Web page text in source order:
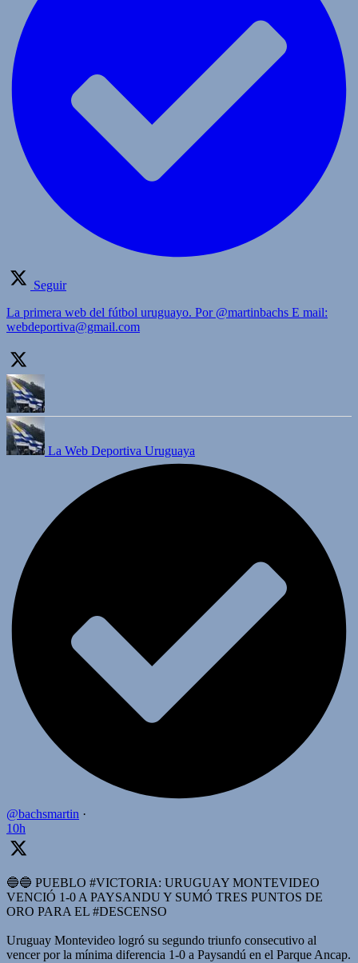
Seguir
La primera web del fútbol uruguayo. Por @martinbachs E mail:
webdeportiva@gmail.com
La Web Deportiva Uruguaya
@bachsmartin ·
10h
🔵🔵 PUEBLO #VICTORIA: URUGUAY MONTEVIDEO
VENCIÓ 1-0 A PAYSANDU Y SUMÓ TRES PUNTOS DE
ORO PARA EL #DESCENSO
Uruguay Montevideo logró su segundo triunfo consecutivo al
vencer por la mínima diferencia 1-0 a Paysandú en el Parque Ancap.